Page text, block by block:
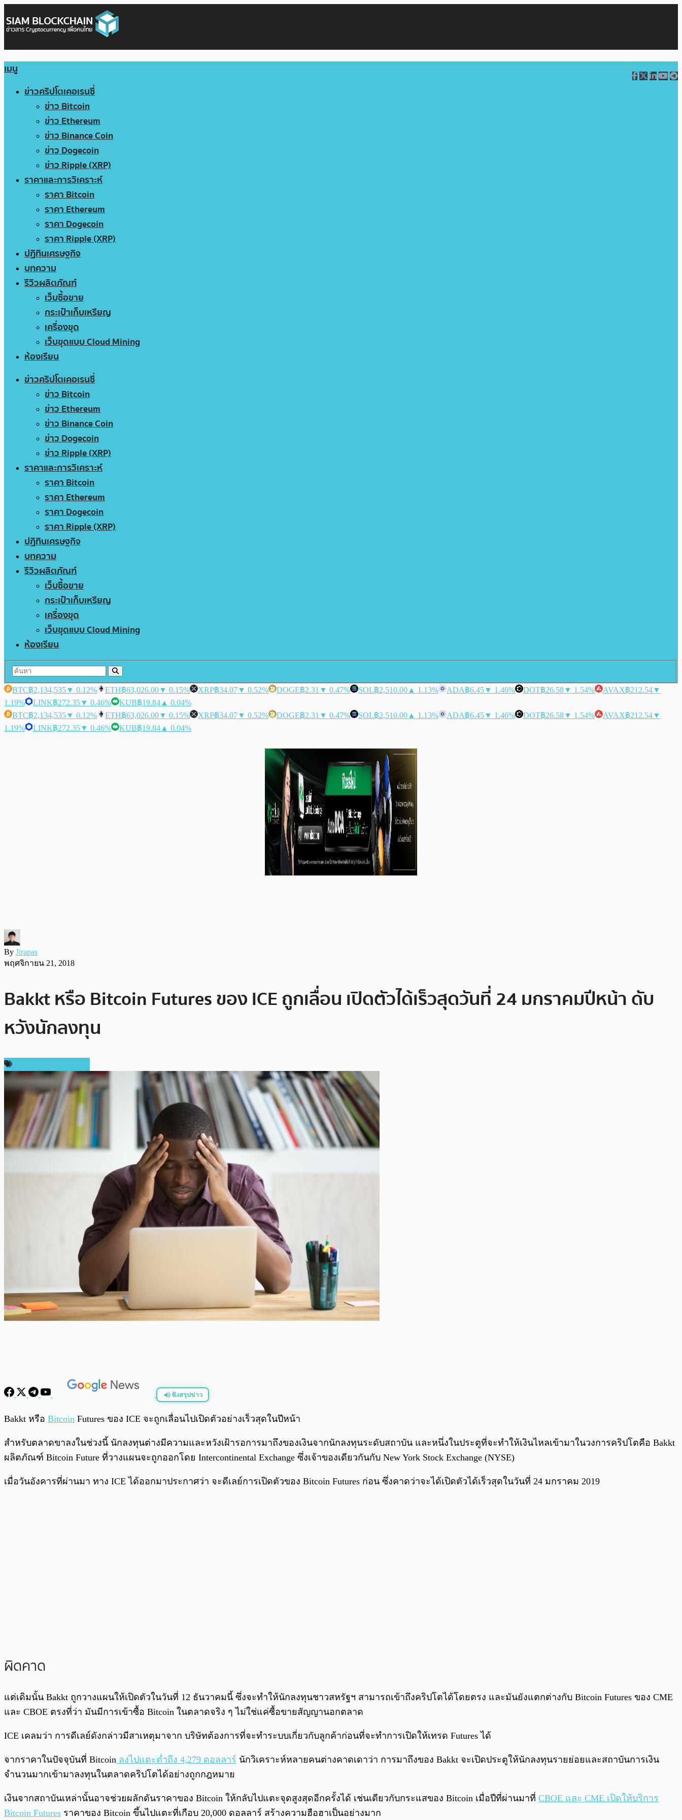
เมนู
ข่าวคริปโตเคอเรนซี่
ข่าว Bitcoin
ข่าว Ethereum
ข่าว Binance Coin
ข่าว Dogecoin
ข่าว Ripple (XRP)
ราคาและการวิเคราะห์
ราคา Bitcoin
ราคา Ethereum
ราคา Dogecoin
ราคา Ripple (XRP)
ปฏิทินเศรษฐกิจ
บทความ
รีวิวผลิตภัณฑ์
เว็บซื้อขาย
กระเป๋าเก็บเหรียญ
เครื่องขุด
เว็บขุดแบบ Cloud Mining
ห้องเรียน
ข่าวคริปโตเคอเรนซี่
ข่าว Bitcoin
ข่าว Ethereum
ข่าว Binance Coin
ข่าว Dogecoin
ข่าว Ripple (XRP)
ราคาและการวิเคราะห์
ราคา Bitcoin
ราคา Ethereum
ราคา Dogecoin
ราคา Ripple (XRP)
ปฏิทินเศรษฐกิจ
บทความ
รีวิวผลิตภัณฑ์
เว็บซื้อขาย
กระเป๋าเก็บเหรียญ
เครื่องขุด
เว็บขุดแบบ Cloud Mining
ห้องเรียน
BTC฿2,134,535▼ 0.12% ETH฿63,026.00▼ 0.15% XRP฿34.07▼ 0.52% DOGE฿2.31 ▼ 0.47% SOL฿2,510.00 ▲ 1.13% ADA฿6.45▼ 1.46% DOT฿26.58▼ 1.54% AVAX฿212.54▼
1.19%
LINK฿272.35▼ 0.46% KUB฿19.84 ▲ 0.04%
BTC฿2,134,535▼ 0.12% ETH฿63,026.00▼ 0.15% XRP฿34.07▼ 0.52% DOGE฿2.31 ▼ 0.47% SOL฿2,510.00 ▲ 1.13% ADA฿6.45▼ 1.46% DOT฿26.58▼ 1.54% AVAX฿212.54▼
1.19%
LINK฿272.35▼ 0.46% KUB฿19.84 ▲ 0.04%
By Jirapas
พฤศจิกายน 21, 2018
Bakkt หรือ Bitcoin Futures ของ ICE ถูกเลื่อน เปิดตัวได้เร็วสุดวันที่ 24 มกราคมปีหน้า ดับ
หวังนักลงทุน
ฟังสรุปข่าว
พร้อมเล่น
Bakkt หรือ Bitcoin Futures ของ ICE จะถูกเลื่อนไปเปิดตัวอย่างเร็วสุดในปีหน้า
สำหรับตลาดขาลงในช่วงนี้ นักลงทุนต่างมีความและหวังเฝ้ารอการมาถึงของเงินจากนักลงทุนระดับสถาบัน และหนึ่งในประตูที่จะทำให้เงินไหลเข้ามาในวงการคริปโตคือ Bakkt
ผลิตภัณฑ์ Bitcoin Future ที่วางแผนจะถูกออกโดย Intercontinental Exchange ซึ่งเจ้าของเดียวกันกับ New York Stock Exchange (NYSE)
เมื่อวันอังคารที่ผ่านมา ทาง ICE ได้ออกมาประกาศว่า จะดีเลย์การเปิดตัวของ Bitcoin Futures ก่อน ซึ่งคาดว่าจะได้เปิดตัวได้เร็วสุดในวันที่ 24 มกราคม 2019
ผิดคาด
แต่เดิมนั้น Bakkt ถูกวางแผนให้เปิดตัวในวันที่ 12 ธันวาคมนี้ ซึ่งจะทำให้นักลงทุนชาวสหรัฐฯ สามารถเข้าถึงคริปโตได้โดยตรง และมันยังแตกต่างกับ Bitcoin Futures ของ CME
และ CBOE ตรงที่ว่า มันมีการเข้าซื้อ Bitcoin ในตลาดจริง ๆ ไม่ใช่แค่ซื้อขายสัญญานอกตลาด
ICE เคลมว่า การดีเลย์ดังกล่าวมีสาเหตุมาจาก บริษัทต้องการที่จะทำระบบเกี่ยวกับลูกค้าก่อนที่จะทำการเปิดให้เทรด Futures ได้
จากราคาในปัจจุบันที่ Bitcoin ลงไปแตะต่ำถึง 4,279 ดอลลาร ์ นักวิเคราะห์หลายคนต่างคาดเดาว่า การมาถึงของ Bakkt จะเปิดประตูให้นักลงทุนรายย่อยและสถาบันการเงิน
จำนวนมากเข้ามาลงทุนในตลาดคริปโตได้อย่างถูกกฎหมาย
เงินจากสถาบันเหล่านั้นอาจช่วยผลักดันราคาของ Bitcoin ให้กลับไปแตะจุดสูงสุดอีกครั้งได้ เช่นเดียวกับกระแสของ Bitcoin เมื่อปีที่ผ่านมาที่ CBOE และ CME เปิดให้บริการ
Bitcoin Futures ราคาของ Bitcoin ขึ้นไปแตะที่เกือบ 20,000 ดอลลาร์ สร้างความฮือฮาเป็นอย่างมาก